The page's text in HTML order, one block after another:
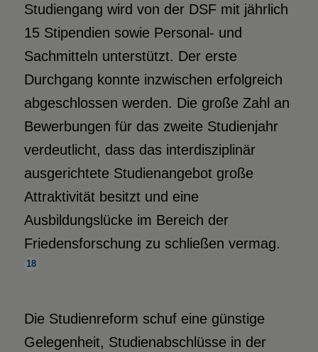
Studiengang wird von der DSF mit jährlich
15 Stipendien sowie Personal- und
Sachmitteln unterstützt. Der erste
Durchgang konnte inzwischen erfolgreich
abgeschlossen werden. Die große Zahl an
Bewerbungen für das zweite Studienjahr
verdeutlicht, dass das interdisziplinär
ausgerichtete Studienangebot große
Attraktivität besitzt und eine
Ausbildungslücke im Bereich der
Friedensforschung zu schließen vermag.
18
Die Studienreform schuf eine günstige
Gelegenheit, Studienabschlüsse in der